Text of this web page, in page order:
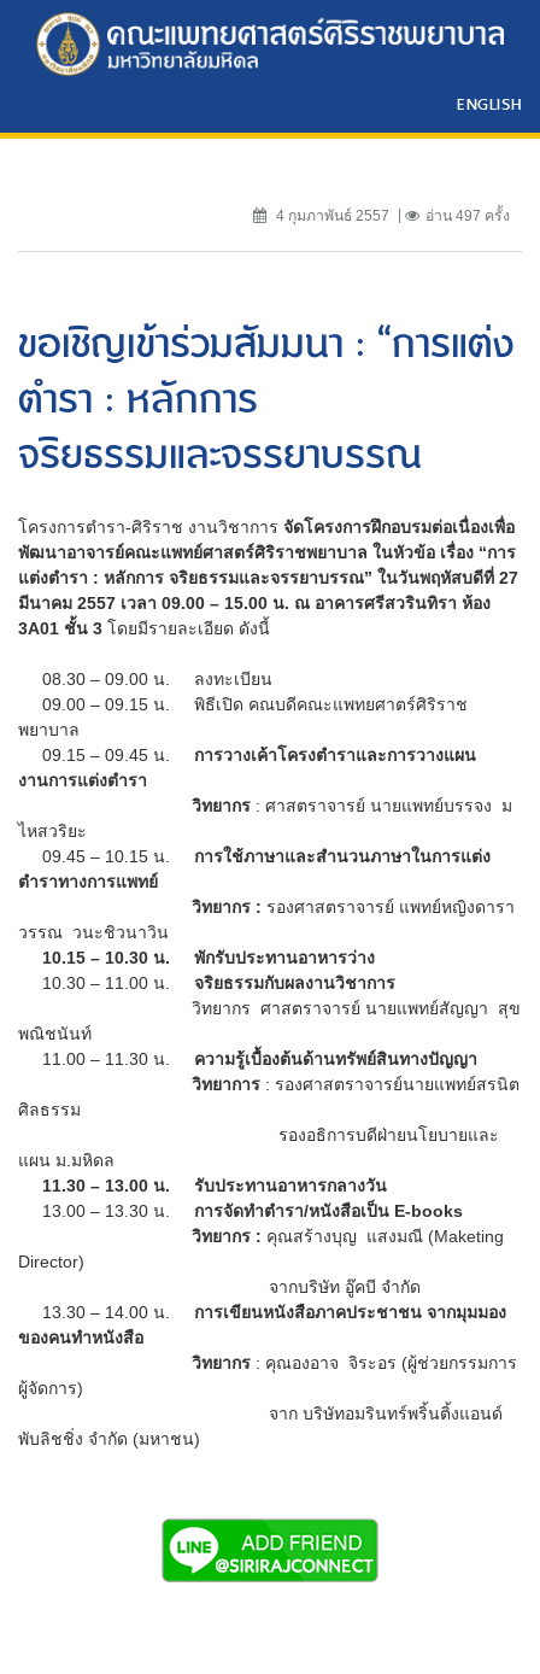
ENGLISH
4 กุมภาพันธ์ 2557 อ่าน 497 ครั้ง
ขอเชิญเข้าร่วมสัมมนา : “การแต่ง
ตำรา : หลักการ
จริยธรรมและจรรยาบรรณ
โครงการตำรา-ศิริราช งานวิชาการ จัดโครงการฝึกอบรมต่อเนื่องเพื่อ
พัฒนาอาจารย์คณะแพทย์ศาสตร์ศิริราชพยาบาล ในหัวข้อ เรื่อง “การ
แต่งตำรา : หลักการ จริยธรรมและจรรยาบรรณ” ในวันพฤหัสบดีที่ 27
มีนาคม 2557 เวลา 09.00 – 15.00 น. ณ อาคารศรีสวรินทิรา ห้อง
3A01 ชั้น 3 โดยมีรายละเอียด ดังนี้
08.30 – 09.00 น. ลงทะเบียน
09.00 – 09.15 น. พิธีเปิด คณบดีคณะแพทยศาตร์ศิริราช
พยาบาล
09.15 – 09.45 น. การวางเค้าโครงตำราและการวางแผน
งานการแต่งตำรา
วิทยากร : ศาสตราจารย์ นายแพทย์บรรจง ม
ไหสวริยะ
09.45 – 10.15 น. การใช้ภาษาและสำนวนภาษาในการแต่ง
ตำราทางการแพทย์
วิทยากร : รองศาสตราจารย์ แพทย์หญิงดารา
วรรณ วนะชิวนาวิน
10.15 – 10.30 น. พักรับประทานอาหารว่าง
10.30 – 11.00 น. จริยธรรมกับผลงานวิชาการ
วิทยากร ศาสตราจารย์ นายแพทย์สัญญา สุข
พณิชนันท์
11.00 – 11.30 น. ความรู้เบื้องต้นด้านทรัพย์สินทางปัญญา
วิทยาการ : รองศาสตราจารย์นายแพทย์สรนิต
ศิลธรรม
รองอธิการบดีฝ่ายนโยบายและ
แผน ม.มหิดล
11.30 – 13.00 น. รับประทานอาหารกลางวัน
13.00 – 13.30 น. การจัดทำตำรา/หนังสือเป็น E-books
วิทยากร : คุณสร้างบุญ แสงมณี (Maketing
Director)
จากบริษัท อู๊คบี จำกัด
13.30 – 14.00 น. การเขียนหนังสือภาคประชาชน จากมุมมอง
ของคนทำหนังสือ
วิทยากร : คุณองอาจ จิระอร (ผู้ช่วยกรรมการ
ผู้จัดการ)
จาก บริษัทอมรินทร์พริ้นติ้งแอนด์
พับลิชชิ่ง จำกัด (มหาชน)